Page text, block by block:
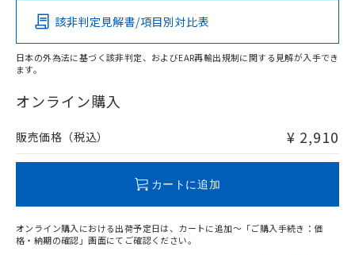
O
在庫等で未対応品が混在する可能性があります。
問い合わせください。
該非判定見解書/項目別対比表
日本の外為法に基づく該非判定、およびEAR再輸出規制に関する見解が入手でき
ます。
オンライン購入
販売価格（税込） ¥ 2,910
カートに追加
オンライン購入における出荷予定日は、カートに追加～「ご購入手続き：価
格・納期の確認」画面にてご確認ください。